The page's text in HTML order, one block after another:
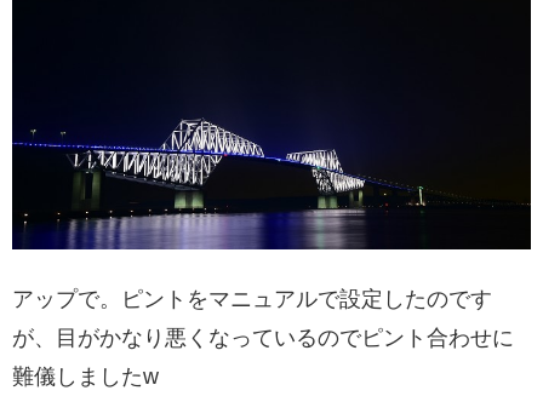
アップで。ピントをマニュアルで設定したのです
が、目がかなり悪くなっているのでピント合わせに
難儀しましたw